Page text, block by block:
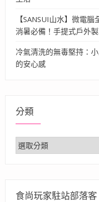
【SANSUI山水】微電
消暑必備！手提式戶外
冷氣清洗的無毒堅持：
的安心感
分類
分
類
食尚玩家駐站部落客